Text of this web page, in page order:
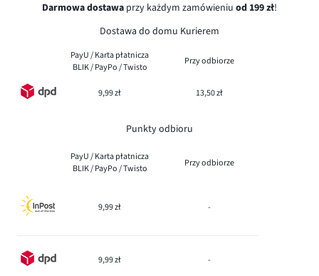
Darmowa dostawa przy każdym zamówieniu od 199 zł!
Dostawa do domu Kurierem
PayU / Karta płatnicza
BLIK / PayPo / Twisto
Przy odbiorze
9,99 zł 13,50 zł
Punkty odbioru
PayU / Karta płatnicza
BLIK / PayPo / Twisto
Przy odbiorze
9,99 zł -
9,99 zł -